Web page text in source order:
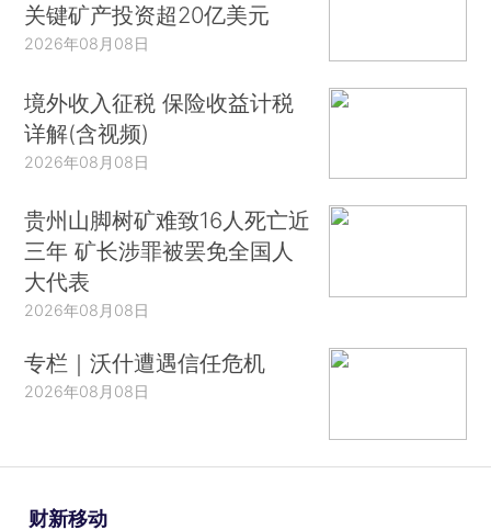
关键矿产投资超20亿美元
2026年08月08日
境外收入征税 保险收益计税
详解(含视频)
2026年08月08日
贵州山脚树矿难致16人死亡近
三年 矿长涉罪被罢免全国人
大代表
2026年08月08日
专栏｜沃什遭遇信任危机
2026年08月08日
财新移动